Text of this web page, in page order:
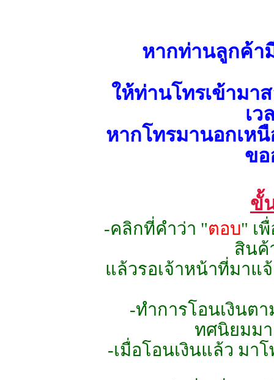
หากท่านลูกค้า
ให้ท่านโทรเข้ามา
เว
หากโทรมานอกเห
ขอ
ขั้
-คลิกที่คำว่า "ตอบ" เ
สินค้
แล้วรอเจ้าหน้าที่มาแ
-ทำการโอนเงินต
ทศนิยมมา
-เมื่อโอนเงินแล้ว มา